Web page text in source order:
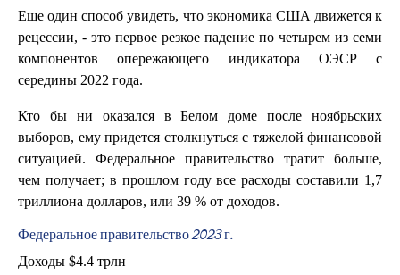
Еще один способ увидеть, что экономика США движется к
рецессии, - это первое резкое падение по четырем из семи
компонентов опережающего индикатора ОЭСР с
середины 2022 года.
Кто бы ни оказался в Белом доме после ноябрьских
выборов, ему придется столкнуться с тяжелой финансовой
ситуацией. Федеральное правительство тратит больше,
чем получает; в прошлом году все расходы составили 1,7
триллиона долларов, или 39 % от доходов.
Федеральное правительство 2023 г.
Доходы $4.4 трлн